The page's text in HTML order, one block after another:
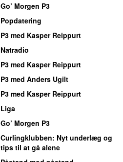
Go’ Morgen P3
Popdatering
P3 med Kasper Reippurt
Natradio
P3 med Kasper Reippurt
P3 med Anders Ugilt
P3 med Kasper Reippurt
Liga
Go’ Morgen P3
Curlingklubben: Nyt underlæg og
tips til at gå alene